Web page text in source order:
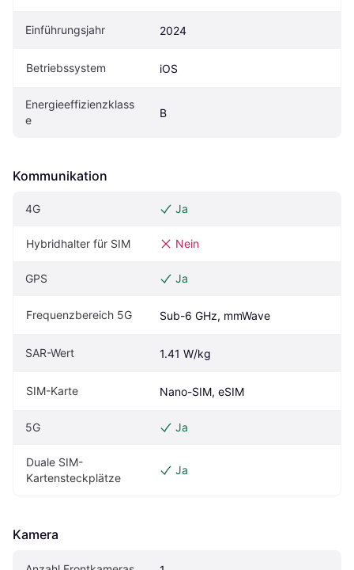
Einführungsjahr 2024
Betriebssystem iOS
Energieeffizienzklass
e
B
Kommunikation
4G Ja
Hybridhalter für SIM Nein
GPS Ja
Frequenzbereich 5G Sub-6 GHz, mmWave
SAR-Wert 1.41 W/kg
SIM-Karte Nano-SIM, eSIM
5G Ja
Duale SIM-
Kartensteckplätze
Ja
Kamera